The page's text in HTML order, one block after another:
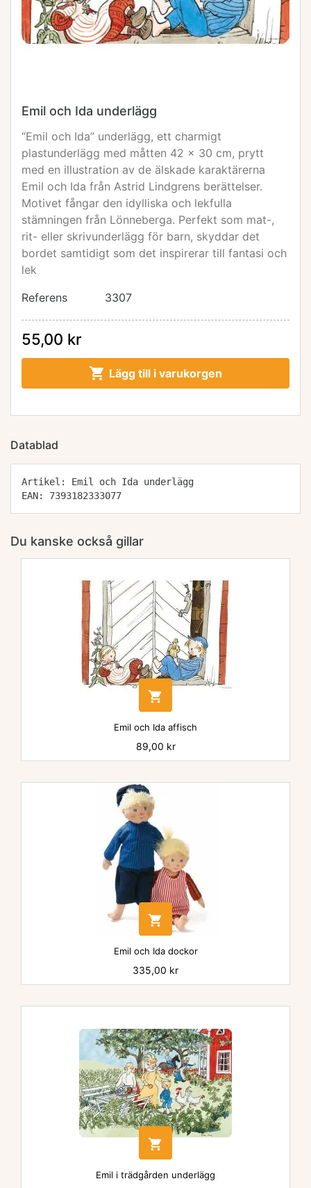
Emil och Ida underlägg
“Emil och Ida” underlägg, ett charmigt
plastunderlägg med måtten 42 x 30 cm, prytt
med en illustration av de älskade karaktärerna
Emil och Ida från Astrid Lindgrens berättelser.
Motivet fångar den idylliska och lekfulla
stämningen från Lönneberga. Perfekt som mat-,
rit- eller skrivunderlägg för barn, skyddar det
bordet samtidigt som det inspirerar till fantasi och
lek
Referens
3307
55,00 kr
 Lägg till i varukorgen
Datablad
Artikel: Emil och Ida underlägg
EAN: 7393182333077
Du kanske också gillar

Emil och Ida affisch
Pris
89,00 kr

Emil och Ida dockor
Pris
335,00 kr

Emil i trädgården underlägg